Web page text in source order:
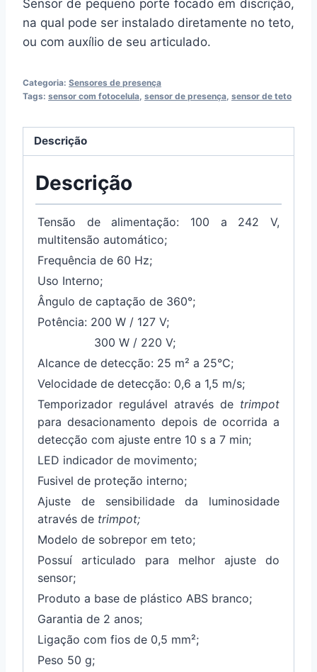
Sensor de pequeno porte focado em discrição,
na qual pode ser instalado diretamente no teto,
ou com auxílio de seu articulado.
Categoria: Sensores de presença
Tags: sensor com fotocelula sensor de presença sensor de teto
Descrição
Descrição
Tensão de alimentação: 100 a 242 V,
multitensão automático;
Frequência de 60 Hz;
Uso Interno;
Ângulo de captação de 360°;
Potência: 200 W / 127 V;
300 W / 220 V;
Alcance de detecção: 25 m² a 25°C;
Velocidade de detecção: 0,6 a 1,5 m/s;
Temporizador regulável através de trimpot
para desacionamento depois de ocorrida a
detecção com ajuste entre 10 s a 7 min;
LED indicador de movimento;
Fusivel de proteção interno;
Ajuste de sensibilidade da luminosidade
através de trimpot;
Modelo de sobrepor em teto;
Possuí articulado para melhor ajuste do
sensor;
Produto a base de plástico ABS branco;
Garantia de 2 anos;
Ligação com fios de 0,5 mm²;
Peso 50 g;